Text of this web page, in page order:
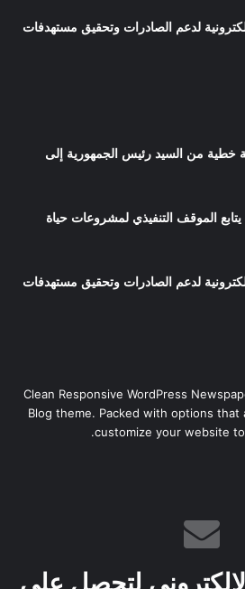
لدعم الصادرات وتحقيق مستهدفات
خطية من السيد رئيس الجمهورية إلى
يتابع الموقف التنفيذي لمشروعات حياة
لدعم الصادرات وتحقيق مستهدفات
Clean Responsive WordPress
Blog theme. Packed with options
customize your website